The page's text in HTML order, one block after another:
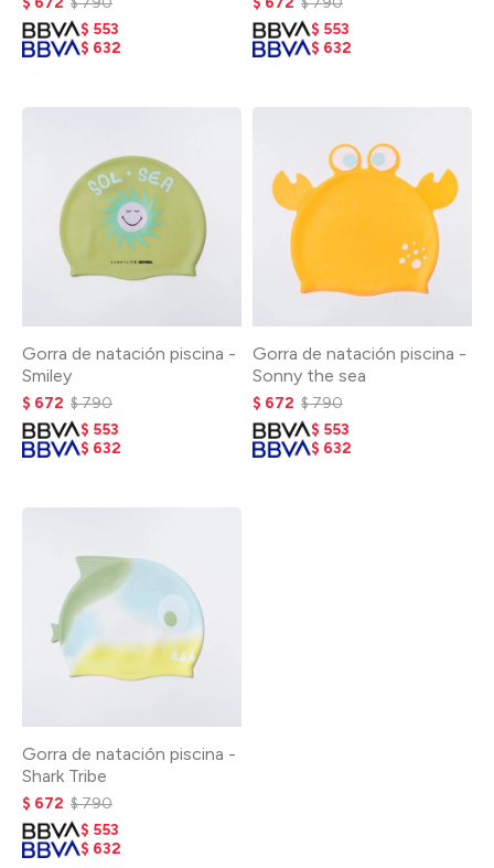
$ 553
$ 632
$ 553
$ 632
Gorra de natación piscina -
Smiley
$ 672 $790
$ 553
$ 632
Gorra de natación piscina -
Sonny the sea
$ 672 $790
$ 553
$ 632
Gorra de natación piscina -
Shark Tribe
$ 672 $790
$ 553
$ 632